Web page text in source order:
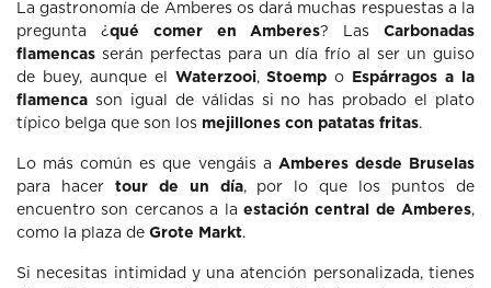
La gastronomía de Amberes os dará muchas respuestas a la
pregunta ¿qué comer en Amberes? LasCarbonadas
flamencas serán perfectas para un día frío al ser un guiso
de buey, aunque el
Waterzooi,Stoemp o
Espárragos a la
flamenca son igual de válidas si no has probado el plato
típico belga que son los mejillones con patatas fritas.
Lo más común es que vengáis a Amberes desde Bruselas
para hacer tour de un día, por lo que los puntos de
encuentro son cercanos a la estación central de Amberes,
como la plaza de Grote Markt.
Si necesitas intimidad y una atención personalizada, tienes